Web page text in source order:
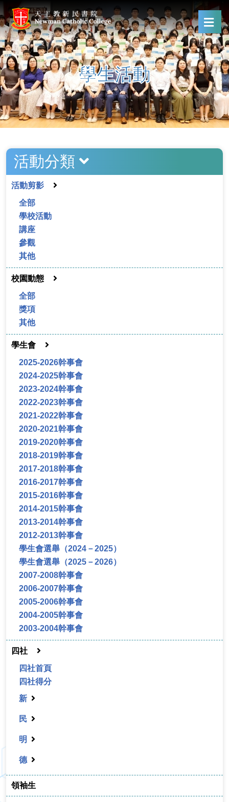
學生活動
活動分類
活動剪影
全部
學校活動
講座
參觀
其他
校園動態
全部
獎項
其他
學生會
2025-2026幹事會
2024-2025幹事會
2023-2024幹事會
2022-2023幹事會
2021-2022幹事會
2020-2021幹事會
2019-2020幹事會
2018-2019幹事會
2017-2018幹事會
2016-2017幹事會
2015-2016幹事會
2014-2015幹事會
2013-2014幹事會
2012-2013幹事會
學生會選舉（2024－2025）
學生會選舉（2025－2026）
2007-2008幹事會
2006-2007幹事會
2005-2006幹事會
2004-2005幹事會
2003-2004幹事會
四社
四社首頁
四社得分
新
民
明
德
領袖生